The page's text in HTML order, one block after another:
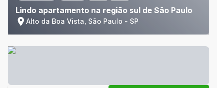
Lindo apartamento na região sul de São Paulo
Alto da Boa Vista, São Paulo - SP